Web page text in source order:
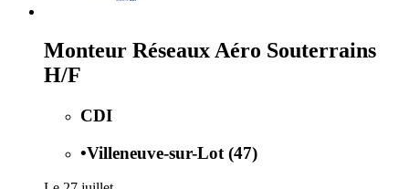
Monteur Réseaux Aéro Souterrains
H/F
CDI
•Villeneuve-sur-Lot (47)